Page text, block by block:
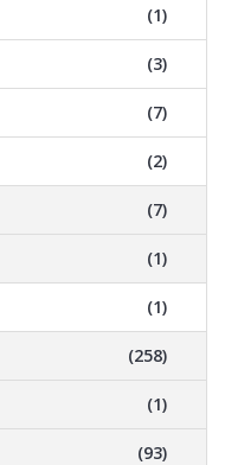
(1)
(3)
(7)
(2)
(7)
(1)
(1)
(258)
(1)
(93)